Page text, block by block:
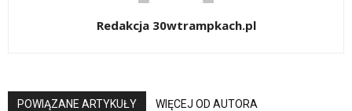
Redakcja 30wtrampkach.pl
POWIĄZANE ARTYKUŁY WIĘCEJ OD AUTORA